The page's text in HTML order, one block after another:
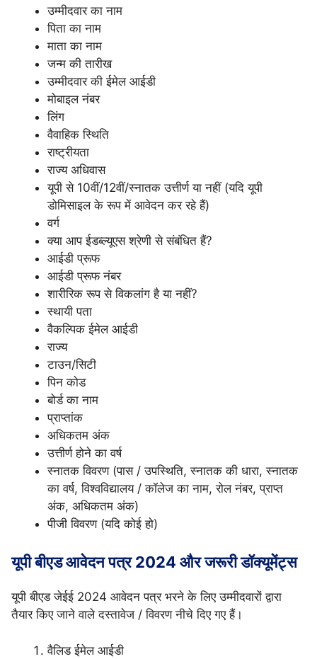
उम्मीदवार का नाम
पिता का नाम
माता का नाम
जन्म की तारीख
उम्मीदवार की ईमेल आईडी
मोबाइल नंबर
लिंग
वैवाहिक स्थिति
राष्ट्रीयता
राज्य अधिवास
यूपी से 10वीं/12वीं/स्नातक उत्तीर्ण या नहीं (यदि यूपी
डोमिसाइल के रूप में आवेदन कर रहे हैं)
वर्ग
क्या आप ईडब्ल्यूएस श्रेणी से संबंधित हैं?
आईडी प्रूफ
आईडी प्रूफ नंबर
शारीरिक रूप से विकलांग है या नहीं?
स्थायी पता
वैकल्पिक ईमेल आईडी
राज्य
टाउन/सिटी
पिन कोड
बोर्ड का नाम
प्राप्तांक
अधिकतम अंक
उत्तीर्ण होने का वर्ष
स्नातक विवरण (पास / उपस्थिति, स्नातक की धारा, स्नातक
का वर्ष, विश्वविद्यालय / कॉलेज का नाम, रोल नंबर, प्राप्त
अंक, अधिकतम अंक)
पीजी विवरण (यदि कोई हो)
यूपी बीएड आवेदन पत्र 2024 और जरूरी डॉक्यूमेंट्स
यूपी बीएड जेईई 2024 आवेदन पत्र भरने के लिए उम्मीदवारों द्वारा
तैयार किए जाने वाले दस्तावेज / विवरण नीचे दिए गए हैं।
वैलिड ईमेल आईडी